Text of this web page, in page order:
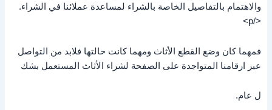
والاهتمام بالتفاصيل الخاصة بالشراء لمساعدة عملائنا في الشراء.
</p>
فمهما كان وضع القطع الأثاث ومهما كانت حالتها فلابد من التواصل
عبر ارقامنا المتواجدة على الصفحة لشراء الأثاث المستعمل بشك
ل عام.